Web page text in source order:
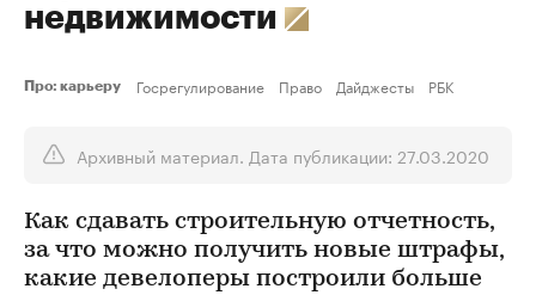
недвижимости
Про: карьеру Госрегулирование Право Дайджесты РБК
Архивный материал. Дата публикации: 27.03.2020
Как сдавать строительную отчетность,
за что можно получить новые штрафы,
какие девелоперы построили больше